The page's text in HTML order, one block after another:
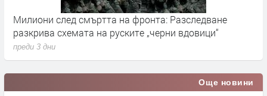
Милиони след смъртта на фронта: Разследване
разкрива схемата на руските „черни вдовици“
преди 3 дни
Още новини